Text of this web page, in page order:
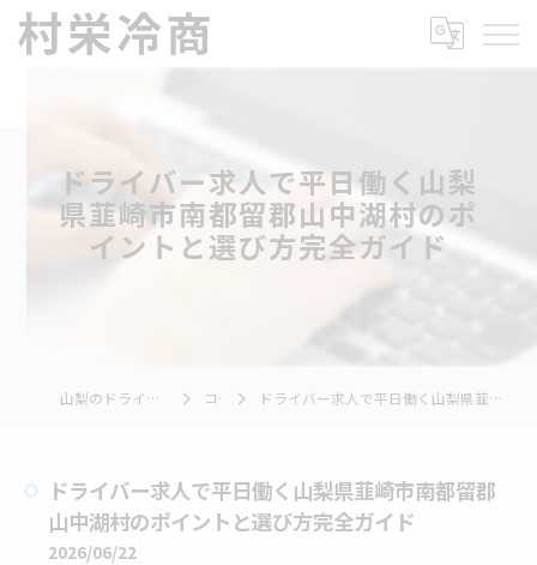
ドライバー求人で平日働く山梨
県韮崎市南都留郡山中湖村のポ
イントと選び方完全ガイド
山梨のドライバーの求人なら村栄冷商 コラム ドライバー求人で平日働く山梨県韮崎市南都留郡山中湖村のポイントと選び方完全ガイド
ドライバー求人で平日働く山梨県韮崎市南都留郡
山中湖村のポイントと選び方完全ガイド
2026/06/22